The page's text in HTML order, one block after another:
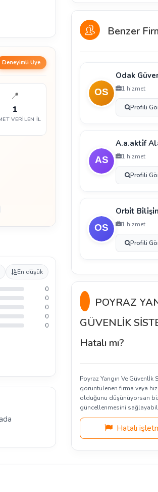
Deneyimli Üye
📍
1
VERILEN İL
En düşük
0
0
0
0
0
Benzer
1 hizmet
Profili
1 hizmet
Profili
1 hizmet
Profili
POYRAZ
GÜVENLİK
Hatalı mı?
Poyraz Yangın Ve Güvenli̇k
görüntülenen firma veya
olduğunu düşünüyorsan
güncellenmesini
Hatalı